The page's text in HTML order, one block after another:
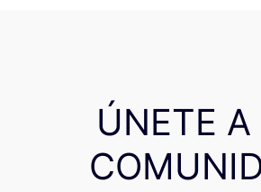
ÚNETE